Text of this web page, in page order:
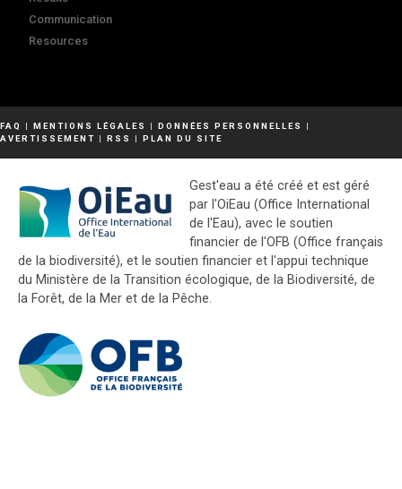
Communication
Resources
FAQ | MENTIONS LÉGALES | DONNÉES PERSONNELLES
|
AVERTISSEMENT | RSS | PLAN DU SITE
Gest'eau a été créé et est géré
par l'OiEau (Office International
de l'Eau), avec le soutien
financier de l'OFB (Office français
de la biodiversité), et le soutien financier et l'appui technique
du Ministère de la Transition écologique, de la Biodiversité, de
la Forêt, de la Mer et de la Pêche.